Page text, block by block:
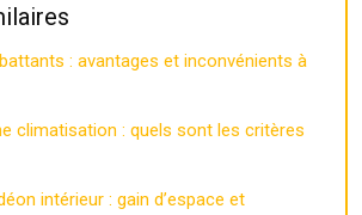
: avantages et inconvénients à
climatisation : quels sont les critères
intérieur : gain d’espace et